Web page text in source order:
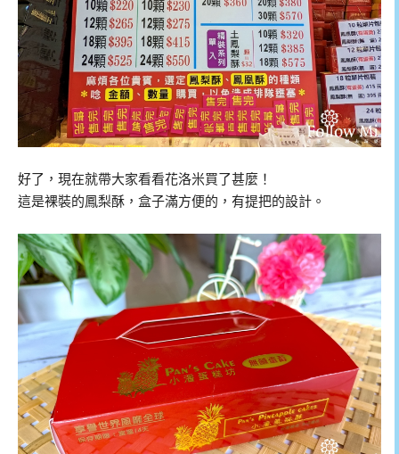
好了，現在就帶大家看看花洛米買了甚麼！
這是裸裝的鳳梨酥，盒子滿方便的，有提把的設計。